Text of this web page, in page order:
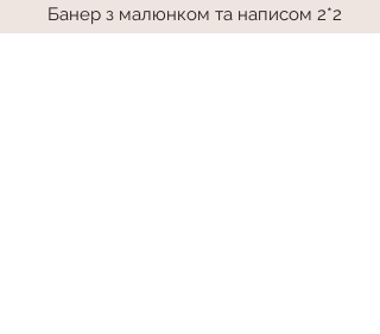
Банер з малюнком та написом 2*2